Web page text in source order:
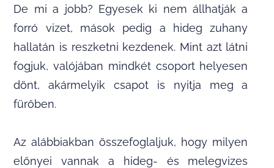
De mi a jobb? Egyesek ki nem állhatják a
forró vizet, mások pedig a hideg zuhany
hallatán is reszketni kezdenek. Mint azt látni
fogjuk, valójában mindkét csoport helyesen
dönt, akármelyik csapot is nyitja meg a
fürőben.
Az alábbiakban összefoglaljuk, hogy milyen
előnyei vannak a hideg- és melegvizes